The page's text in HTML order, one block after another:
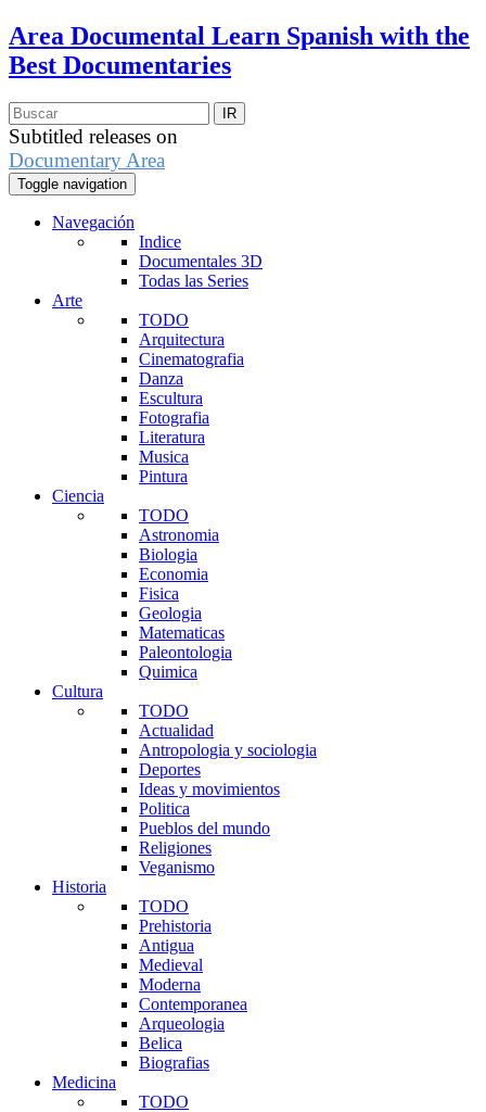
Area Documental Learn Spanish with the
Best Documentaries
Subtitled releases on
Documentary Area
Toggle navigation
Navegación
Indice
Documentales 3D
Todas las Series
Arte
TODO
Arquitectura
Cinematografia
Danza
Escultura
Fotografia
Literatura
Musica
Pintura
Ciencia
TODO
Astronomia
Biologia
Economia
Fisica
Geologia
Matematicas
Paleontologia
Quimica
Cultura
TODO
Actualidad
Antropologia y sociologia
Deportes
Ideas y movimientos
Politica
Pueblos del mundo
Religiones
Veganismo
Historia
TODO
Prehistoria
Antigua
Medieval
Moderna
Contemporanea
Arqueologia
Belica
Biografias
Medicina
TODO